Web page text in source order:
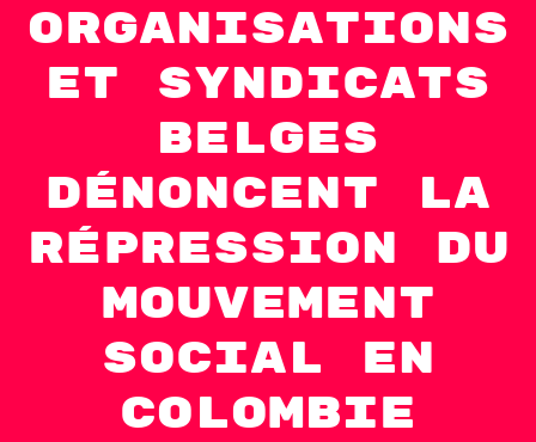
Organisations
et syndicats
belges
dénoncent la
répression du
mouvement
social en
Colombie